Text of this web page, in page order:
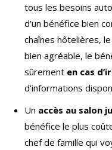
tous les besoins
d’un bénéfice bien
chaînes hôtelières,
bien agréable, le
sûrement en cas
d’informations
Un accès au salon
bénéfice le plus
chef de famille qui